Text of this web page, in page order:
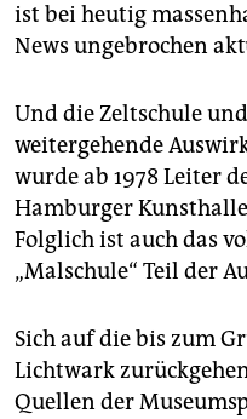
ist bei heutig
News ungebrochen
Und die Zeltschule
weitergehende
wurde ab 1978 Leiter
Hamburger
Folglich ist auch das
„Malschule“ Teil der
Sich auf die bis zum
Lichtwark
Quellen der